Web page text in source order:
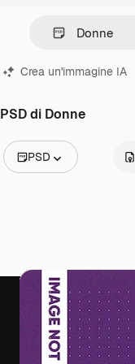
Crea un'immagine IA
PSD di Donne
PSD
Video
Clip video
Motion graphic
Modelli di video
Modelli 3D